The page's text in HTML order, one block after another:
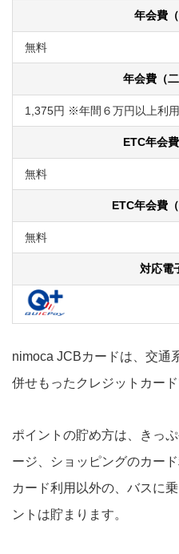
年会費（
無料
年会費（二
1,375円 ※年間６万円以上利
ETC年会
無料
ETC年会費
無料
対応電
nimoca JCBカードは、交通
併せもったクレジットカード
ポイントの貯め方は、きっ
ージ、ショッピングのカー
カード利用以外の、バスに
ントは貯まります。